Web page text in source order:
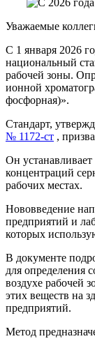
Уважаемые
С 1 января 2026
национальный
рабочей зоны.
ионной
фосфорная)».
Стандарт,
№ 1172-ст ,
Он
концентраций
рабочих местах.
Нововведение
предприятий и
которых
В документе
для определения
воздухе рабочей
этих веществ на
предприятий.
Метод